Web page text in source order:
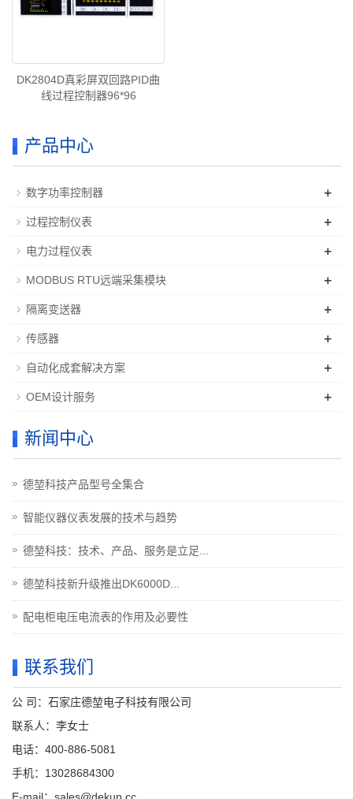
DK2804D真彩屏双回路PID曲
线过程控制器96*96
产品中心
数字功率控制器 +
过程控制仪表 +
电力过程仪表 +
MODBUS RTU远端采集模块 +
隔离变送器 +
传感器 +
自动化成套解决方案 +
OEM设计服务 +
新闻中心
德堃科技产品型号全集合
智能仪器仪表发展的技术与趋势
德堃科技：技术、产品、服务是立足...
德堃科技新升级推出DK6000D...
配电柜电压电流表的作用及必要性
联系我们
公 司：石家庄德堃电子科技有限公司
联系人：李女士
电话：400-886-5081
手机：13028684300